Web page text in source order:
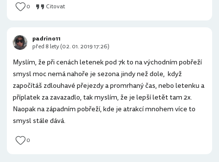
0 Citovat
Myslím, že při cenách letenek pod 7k to na východním pobřeží
smysl moc nemá nahoře je sezona jindy než dole, když
započítáš zdlouhavé přejezdy a promrhaný čas, nebo letenku a
příplatek za zavazadlo, tak myslím, že je lepší letět tam 2x.
Naopak na západním pobřeží, kde je atrakcí mnohem více to
smysl stále dává.
0
padrino11
před 8 lety (02. 01. 2019 17:26)